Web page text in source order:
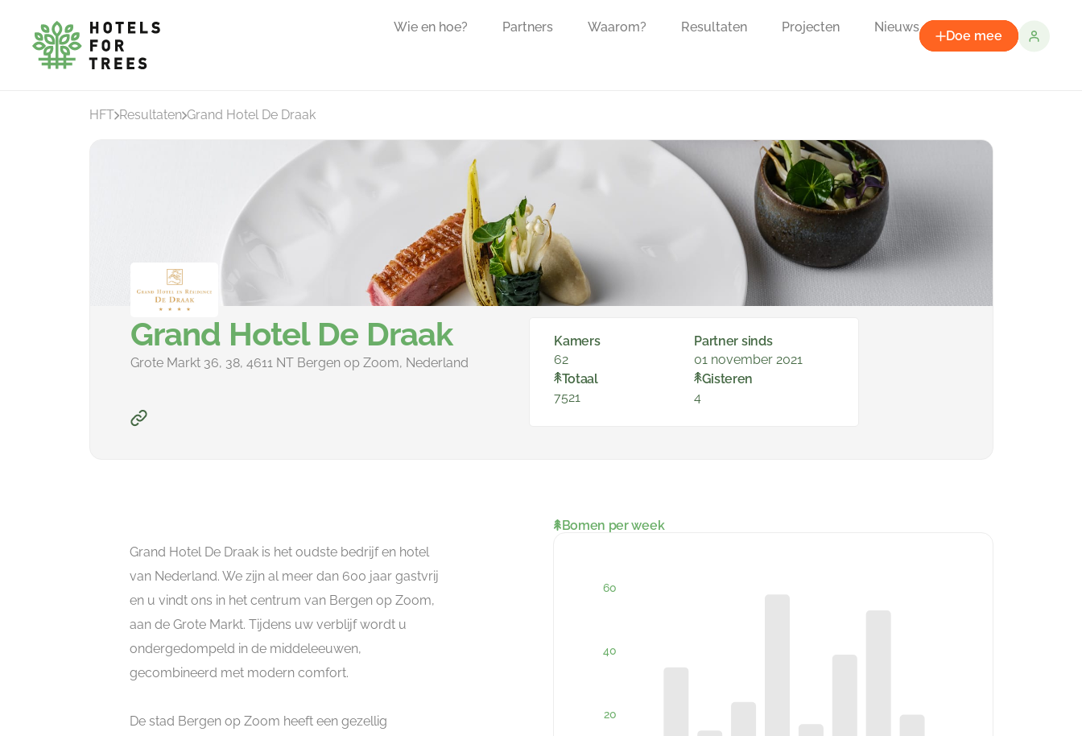
Wie en hoe? Partners Waarom? Resultaten Projecten Nieuws
Doe mee
HFT Resultaten Grand Hotel De Draak
Grand Hotel De Draak
Grote Markt 36, 38, 4611 NT Bergen op Zoom, Nederland
Kamers
62
Partner sinds
01 november 2021
Totaal
7521
Gisteren
4
Grand Hotel De Draak is het oudste bedrijf en hotel
van Nederland. We zijn al meer dan 600 jaar gastvrij
en u vindt ons in het centrum van Bergen op Zoom,
aan de Grote Markt. Tijdens uw verblijf wordt u
ondergedompeld in de middeleeuwen,
gecombineerd met modern comfort.
De stad Bergen op Zoom heeft een gezellig
Bomen per week